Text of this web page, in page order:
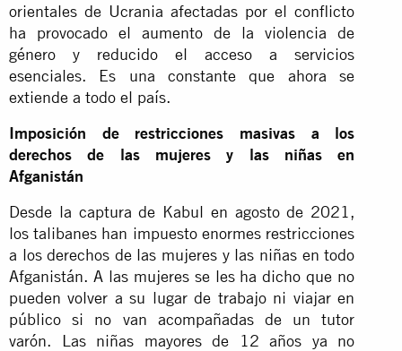
orientales de Ucrania afectadas por el conflicto
ha provocado el aumento de la violencia de
género y reducido el acceso a servicios
esenciales. Es una constante que ahora se
extiende a todo el país.
Imposición de restricciones masivas a los
derechos de las mujeres y las niñas en
Afganistán
Desde la captura de Kabul en agosto de 2021,
los talibanes han impuesto enormes restricciones
a los derechos de las mujeres y las niñas en todo
Afganistán. A las mujeres se les ha dicho que no
pueden volver a su lugar de trabajo ni viajar en
público si no van acompañadas de un tutor
varón. Las niñas mayores de 12 años ya no